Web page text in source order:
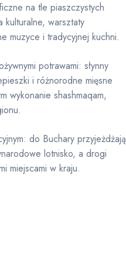
na tle piaszczystych
warsztaty
muzyce i tradycyjnej kuchni.
potrawami: słynny
i różnorodne mięsne
wykonanie shashmaqam,
do Buchary przyjeżdżają
lotnisko, a drogi
miejscami w kraju.